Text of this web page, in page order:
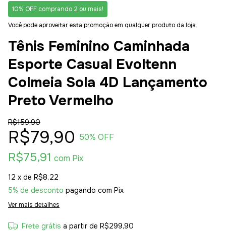
10% OFF comprando 2 ou mais!
Você pode aproveitar esta promoção em qualquer produto da loja.
Tênis Feminino Caminhada
Esporte Casual Evoltenn
Colmeia Sola 4D Lançamento
Preto Vermelho
R$159,90
R$79,90 50% OFF
R$75,91 com Pix
12 x de R$8,22
5% de desconto pagando com Pix
Ver mais detalhes
Frete grátis a partir de R$299,90